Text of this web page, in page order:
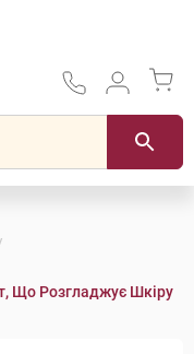
Що Розгладжує Шкіру